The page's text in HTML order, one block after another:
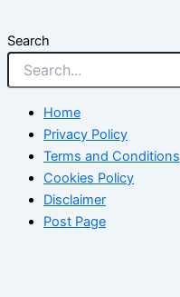
Search
Home
Privacy Policy
Terms and Conditions
Cookies Policy
Disclaimer
Post Page